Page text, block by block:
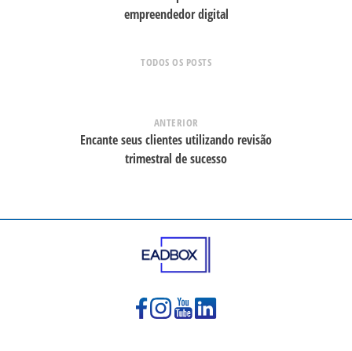
empreendedor digital
TODOS OS POSTS
ANTERIOR
Encante seus clientes utilizando revisão
trimestral de sucesso